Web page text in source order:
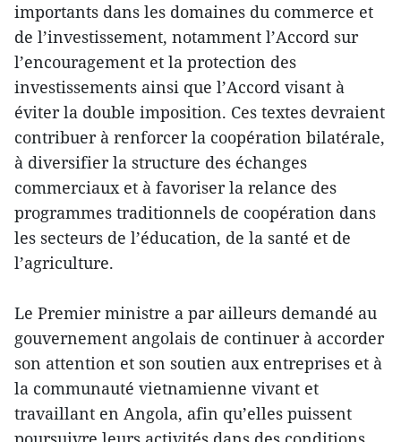
importants dans les domaines du commerce et
de l’investissement, notamment l’Accord sur
l’encouragement et la protection des
investissements ainsi que l’Accord visant à
éviter la double imposition. Ces textes devraient
contribuer à renforcer la coopération bilatérale,
à diversifier la structure des échanges
commerciaux et à favoriser la relance des
programmes traditionnels de coopération dans
les secteurs de l’éducation, de la santé et de
l’agriculture.
Le Premier ministre a par ailleurs demandé au
gouvernement angolais de continuer à accorder
son attention et son soutien aux entreprises et à
la communauté vietnamienne vivant et
travaillant en Angola, afin qu’elles puissent